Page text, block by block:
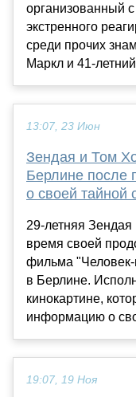
организованный
экстренного
среди прочих
Маркл и 41-
13:07, 23 Июн
Зендая и Том
Берлине после
о своей тайной
29-летняя
время своей
фильма
в Берлине.
кинокартине,
информацию о
19:07, 19 Ноя